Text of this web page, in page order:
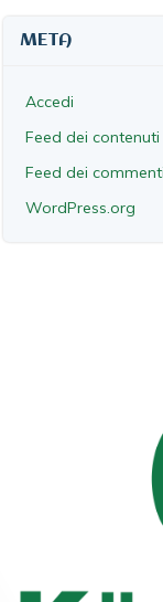
META
Accedi
Feed dei contenuti
Feed dei commenti
WordPress.org